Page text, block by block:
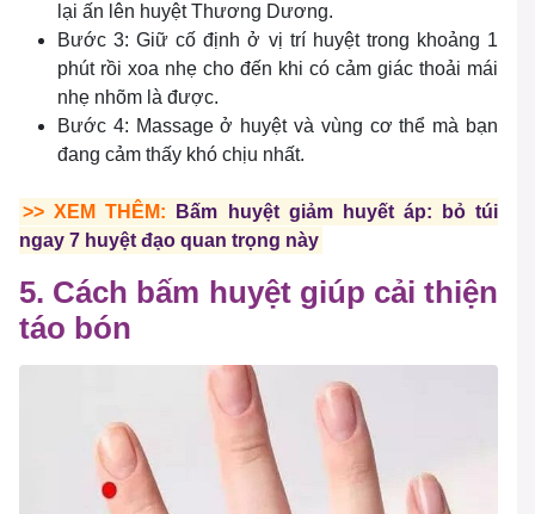
lại ấn lên huyệt Thương Dương.
Bước 3: Giữ cố định ở vị trí huyệt trong khoảng 1
phút rồi xoa nhẹ cho đến khi có cảm giác thoải mái
nhẹ nhõm là được.
Bước 4: Massage ở huyệt và vùng cơ thể mà bạn
đang cảm thấy khó chịu nhất.
>> XEM THÊM:
Bấm huyệt giảm huyết áp: bỏ túi
ngay 7 huyệt đạo quan trọng này
5. Cách bấm huyệt giúp cải thiện
táo bón